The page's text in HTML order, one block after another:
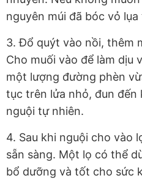
nguyên múi đã bóc vỏ lụa
3. Đổ quýt vào nồi, thêm
Cho muối vào để làm dịu
một lượng đường phèn
tục trên lửa nhỏ, đun
nguội tự nhiên.
4. Sau khi nguội cho vào
sẵn sàng. Một lọ có thể
bổ dưỡng và tốt cho sức